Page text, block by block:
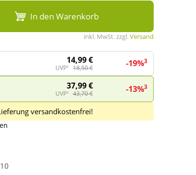
In den Warenkorb
inkl. MwSt. zzgl.Versand
14,99 €
UVP¹ 18,50 € -19%3
37,99 €
UVP¹ 43,70 € -13%3
versandkostenfrei!